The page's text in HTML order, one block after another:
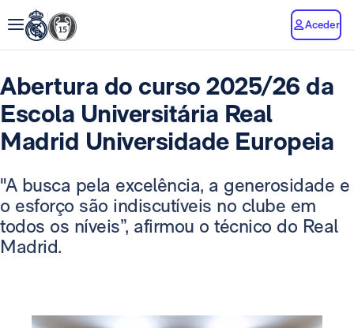
Aceder
Abertura do curso 2025/26 da
Escola Universitária Real
Madrid Universidade Europeia
"A busca pela excelência, a generosidade e
o esforço são indiscutíveis no clube em
todos os níveis”, afirmou o técnico do Real
Madrid.